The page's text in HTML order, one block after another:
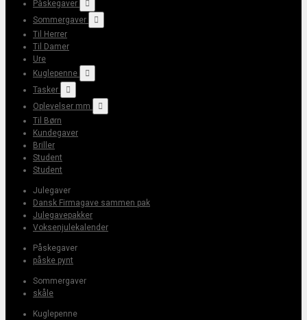
Påskegaver

Sommergaver

Til Herrer
Til Damer
Ure
Kuglepenne

Tasker

Oplevelser mm

Til Børn
Kundegaver
Briller
Student
Student
Julegaver
Dansk Firmagave sammen pak
Julegavepakker
Voksenjulekalender
Påskegaver
påske pynt
Sommergaver
skåle
Kuglepenne